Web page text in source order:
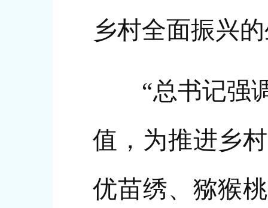
乡村全面振兴
“总书记强调
值，为推进乡
优苗绣、猕猴